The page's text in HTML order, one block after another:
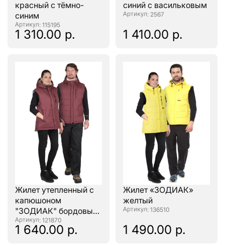
красный с тёмно-
синим
: 115195
1 310.00 р.
синий с васильковым
: 2567
1 410.00 р.
Жилет утепленный с
капюшоном
"ЗОДИАК" бордовый
с флисовой
подкладкой
: 121870
1 640.00 р.
Жилет «ЗОДИАК»
желтый
: 136510
1 490.00 р.